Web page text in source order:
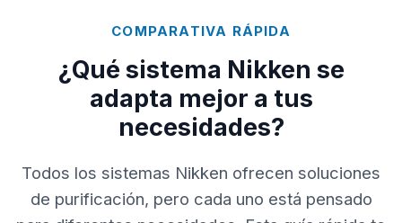
COMPARATIVA RÁPIDA
¿Qué sistema Nikken se
adapta mejor a tus
necesidades?
Todos los sistemas Nikken ofrecen soluciones
de purificación, pero cada uno está pensado